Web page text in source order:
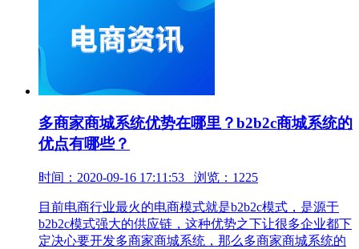
多商家商城系统优势在哪里？b2b2c商城系统的
优点有哪些？
时间：2020-09-16 17:11:53 浏览：1225
目前电商行业最火的电商模式就是b2b2c模式，是源于
b2b2c模式强大的供应链，这种优势之下让很多企业都下
定决心要开发多商家商城系统，那么多商家商城系统的